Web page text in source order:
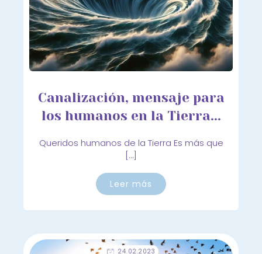
Canalización, mensaje para
los humanos en la Tierra...
Queridos humanos de la Tierra Es más que
[…]
Leer más
24.02.2023